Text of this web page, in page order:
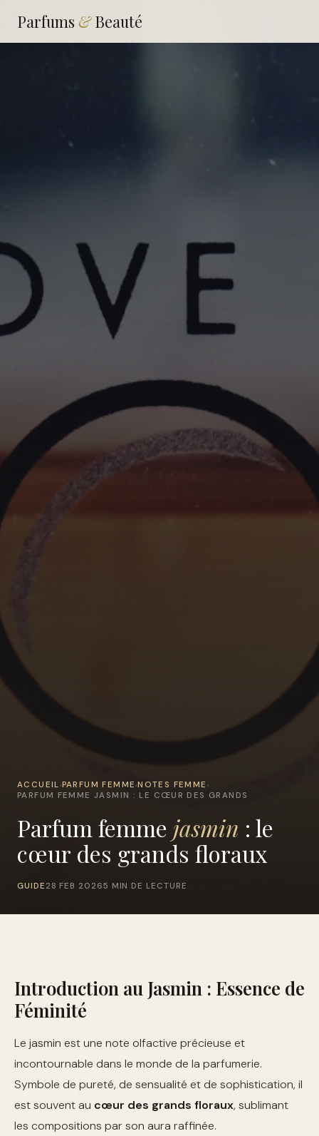
Parfums &Beauté
ACCUEIL ›PARFUM FEMME ›NOTES FEMME ›
PARFUM FEMME JASMIN : LE CŒUR DES GRANDS
Parfum femme jasmin : le
cœur des grands floraux
GUIDE 28 FEB 20265 MIN DE LECTURE
Introduction au Jasmin : Essence de
Féminité
Le jasmin est une note olfactive précieuse et
incontournable dans le monde de la parfumerie.
Symbole de pureté, de sensualité et de sophistication, il
est souvent au cœur des grands floraux, sublimant
les compositions par son aura raffinée.